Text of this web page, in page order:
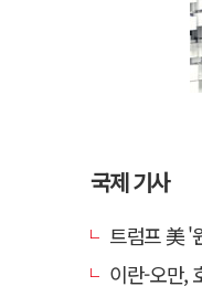
국제 기사
트럼프 美 '
이란-오만,